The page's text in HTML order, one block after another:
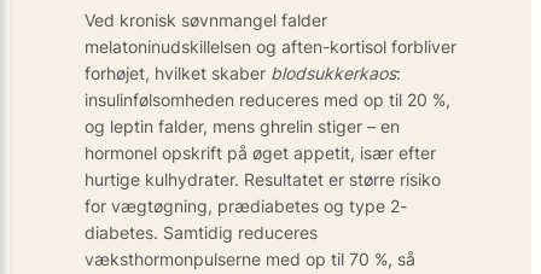
Ved kronisk søvnmangel falder
melatoninudskillelsen og aften-kortisol forbliver
forhøjet, hvilket skaber blodsukkerkaos:
insulinfølsomheden reduceres med op til 20 %,
og leptin falder, mens ghrelin stiger – en
hormonel opskrift på øget appetit, især efter
hurtige kulhydrater. Resultatet er større risiko
for vægtøgning, prædiabetes og type 2-
diabetes. Samtidig reduceres
væksthormonpulserne med op til 70 %, så